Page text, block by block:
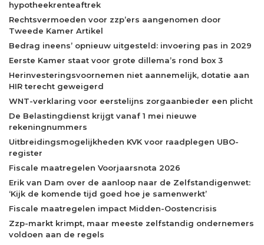
hypotheekrenteaftrek
Rechtsvermoeden voor zzp’ers aangenomen door
Tweede Kamer Artikel
Bedrag ineens’ opnieuw uitgesteld: invoering pas in 2029
Eerste Kamer staat voor grote dillema’s rond box 3
Herinvesteringsvoornemen niet aannemelijk, dotatie aan
HIR terecht geweigerd
WNT-verklaring voor eerstelijns zorgaanbieder een plicht
De Belastingdienst krijgt vanaf 1 mei nieuwe
rekeningnummers
Uitbreidingsmogelijkheden KVK voor raadplegen UBO-
register
Fiscale maatregelen Voorjaarsnota 2026
Erik van Dam over de aanloop naar de Zelfstandigenwet:
‘Kijk de komende tijd goed hoe je samenwerkt’
Fiscale maatregelen impact Midden-Oostencrisis
Zzp-markt krimpt, maar meeste zelfstandig ondernemers
voldoen aan de regels